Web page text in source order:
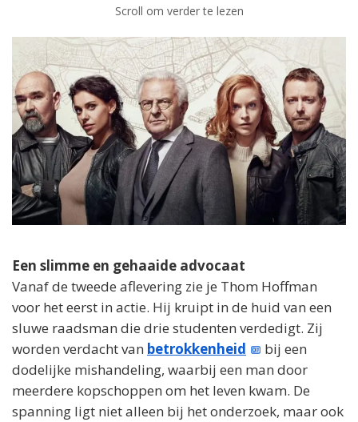
Scroll om verder te lezen
Een slimme en gehaaide advocaat
Vanaf de tweede aflevering zie je Thom Hoffman
voor het eerst in actie. Hij kruipt in de huid van een
sluwe raadsman die drie studenten verdedigt. Zij
worden verdacht van betrokkenheid
bij een
dodelijke mishandeling, waarbij een man door
meerdere kopschoppen om het leven kwam. De
spanning ligt niet alleen bij het onderzoek, maar ook